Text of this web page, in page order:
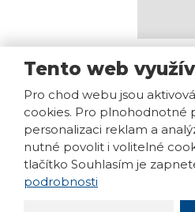
© 2026, VS Výkup Surovin
osobních
Tento web je chráněn pomocí
Tento web
Pro chod webu jsou
cookies. Pro plnohodnotné
personalizaci reklam a
nutné povolit i volitelné
tlačítko Souhlasím je
podrobnosti